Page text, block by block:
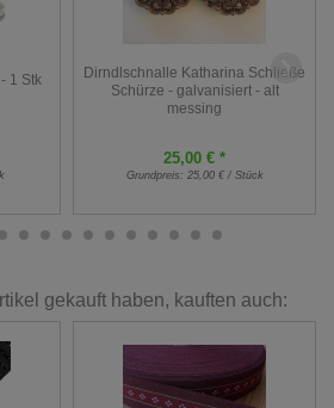
1 Stk
Dirndlschnalle Katharina Schließe
Schürze - galvanisiert - alt
messing
25,00 € *
Grundpreis: 25,00 € / Stück
gekauft haben, kauften auch: